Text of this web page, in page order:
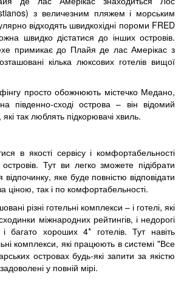
з величезним пляжем і морським
відходять швидкохідні пороми FRED
швидко дістатися до інших островів.
примикає до Плайя де лас Амерікас з
кілька люксових готелів вищої
просто обожнюють містечко Медано,
південно-сході острова – він відомий
так люблять підкорювачі хвиль.
в якості сервісу і комфортабельності
островів. Тут ви легко зможете підібрати
яке буде повністю відповідати
ціною, так і по комфортабельності.
різні готельні комплекси – і готелі, які
міжнародних рейтингів, і недорогі
і багато хороших 4* готелів. Тут навіть
комплекси, які працюють в системі "Все
островах будь-які запити за якістю
у повній мірі.